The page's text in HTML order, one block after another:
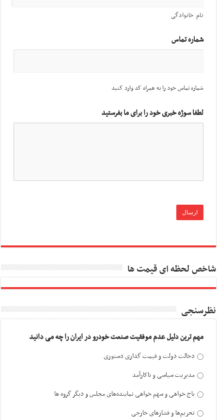
نام خانوادگی
شماره تماس
شماره تماس خود را به همراه کد وارد کنید
لطفا سوژه خبری خود را برای ما بفرستید
شاخص لحظه ای قیمت ها
نظرسنجی
مهم ترین دلیل عدم موفقیت صنعت خودرو در ایران را چه می دانید
دخالت دولت و قیمت گذاری دستوری
مدیریت سیاسی و ناکارآمد
باج خواهی و سهم خواهی نماینده‌های مجلس و دیگر گروه ها
تحریم‌ها و فشارهای خارجی